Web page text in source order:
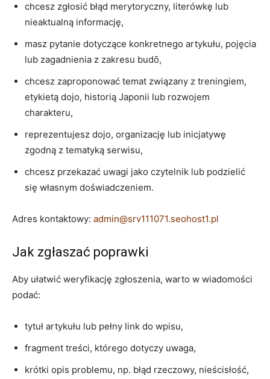
chcesz zgłosić błąd merytoryczny, literówkę lub
nieaktualną informację,
masz pytanie dotyczące konkretnego artykułu, pojęcia
lub zagadnienia z zakresu budō,
chcesz zaproponować temat związany z treningiem,
etykietą dojo, historią Japonii lub rozwojem
charakteru,
reprezentujesz dojo, organizację lub inicjatywę
zgodną z tematyką serwisu,
chcesz przekazać uwagi jako czytelnik lub podzielić
się własnym doświadczeniem.
Adres kontaktowy: admin@srv111071.seohost1.pl
Jak zgłaszać poprawki
Aby ułatwić weryfikację zgłoszenia, warto w wiadomości
podać:
tytuł artykułu lub pełny link do wpisu,
fragment treści, którego dotyczy uwaga,
krótki opis problemu, np. błąd rzeczowy, nieścisłość,